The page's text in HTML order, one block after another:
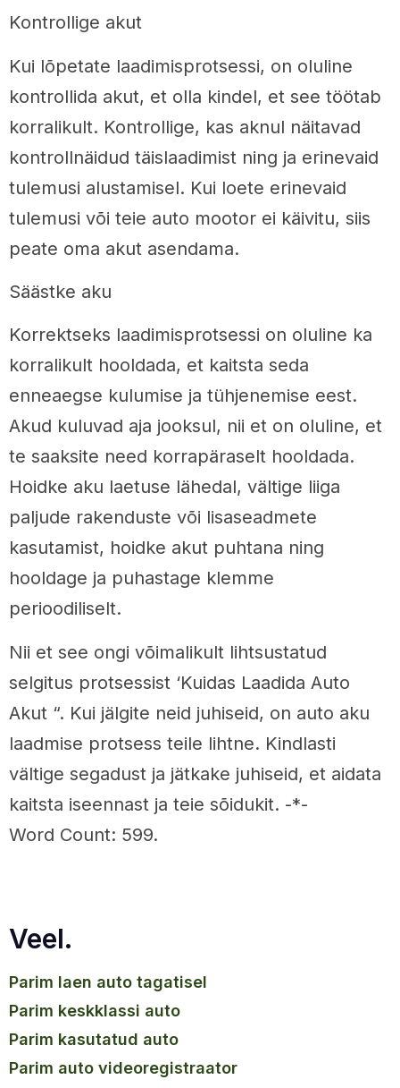
Kontrollige akut
Kui lõpetate laadimisprotsessi, on oluline
kontrollida akut, et olla kindel, et see töötab
korralikult. Kontrollige, kas aknul näitavad
kontrollnäidud täislaadimist ning ja erinevaid
tulemusi alustamisel. Kui loete erinevaid
tulemusi või teie auto mootor ei käivitu, siis
peate oma akut asendama.
Säästke aku
Korrektseks laadimisprotsessi on oluline ka
korralikult hooldada, et kaitsta seda
enneaegse kulumise ja tühjenemise eest.
Akud kuluvad aja jooksul, nii et on oluline, et
te saaksite need korrapäraselt hooldada.
Hoidke aku laetuse lähedal, vältige liiga
paljude rakenduste või lisaseadmete
kasutamist, hoidke akut puhtana ning
hooldage ja puhastage klemme
perioodiliselt.
Nii et see ongi võimalikult lihtsustatud
selgitus protsessist ‘Kuidas Laadida Auto
Akut “. Kui jälgite neid juhiseid, on auto aku
laadmise protsess teile lihtne. Kindlasti
vältige segadust ja jätkake juhiseid, et aidata
kaitsta iseennast ja teie sõidukit. -*-
Word Count: 599.
Veel.
parim laen auto tagatisel
parim keskklassi auto
parim kasutatud auto
parim auto videoregistraator